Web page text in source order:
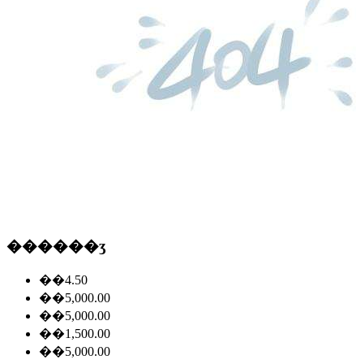
������ʒ
��4.50
��5,000.00
��5,000.00
��1,500.00
��5,000.00